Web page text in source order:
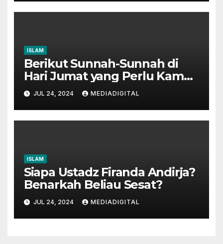
ISLAM
Berikut Sunnah-Sunnah di
Hari Jumat yang Perlu Kamu
Tahu!
JUL 24, 2024 MEDIADIGITAL
ISLAM
Siapa Ustadz Firanda Andirja?
Benarkah Beliau Sesat?
JUL 24, 2024 MEDIADIGITAL